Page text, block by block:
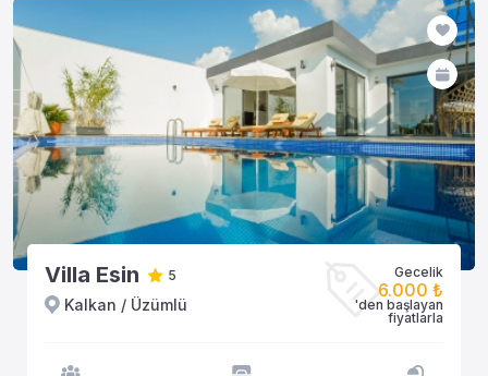
Villa Esin 5
Kalkan / Üzümlü
Gecelik
6.000 ₺
'den başlayan
fiyatlarla